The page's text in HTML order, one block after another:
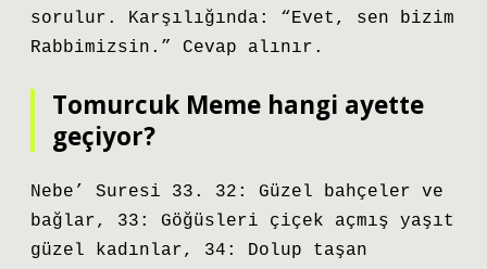
sorulur. Karşılığında: “Evet, sen bizim
Rabbimizsin.” Cevap alınır.
Tomurcuk Meme hangi ayette
geçiyor?
Nebe’ Suresi 33. 32: Güzel bahçeler ve
bağlar, 33: Göğüsleri çiçek açmış yaşıt
güzel kadınlar, 34: Dolup taşan